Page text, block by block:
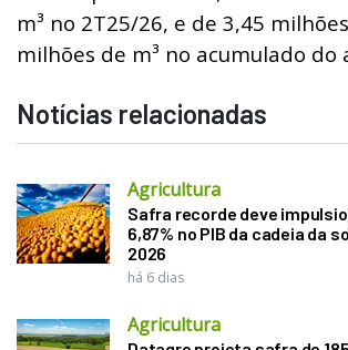
m³ no 2T25/26, e de 3,45
milhões de m³ no acumulado do
Notícias relacionadas
Agricultura
Safra recorde deve
6,87% no PIB da cadeia da
2026
há 6 dias
Agricultura